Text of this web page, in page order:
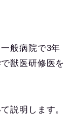
般病院で3年
獣医研修医を
説明します。